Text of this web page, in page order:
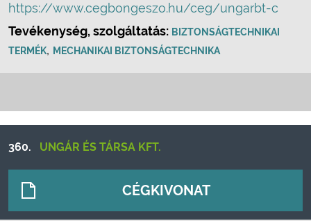
https://www.cegbongeszo.hu/ceg/ungarbt-c
Tevékenység, szolgáltatás: BIZTONSÁGTECHNIKAI
TERMÉK, MECHANIKAI BIZTONSÁGTECHNIKA
360. UNGÁR ÉS TÁRSA KFT.
CÉGKIVONAT